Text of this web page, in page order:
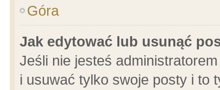
Góra
Jak edytować lub usunąć
Jeśli nie jesteś
i usuwać tylko swoje posty i to